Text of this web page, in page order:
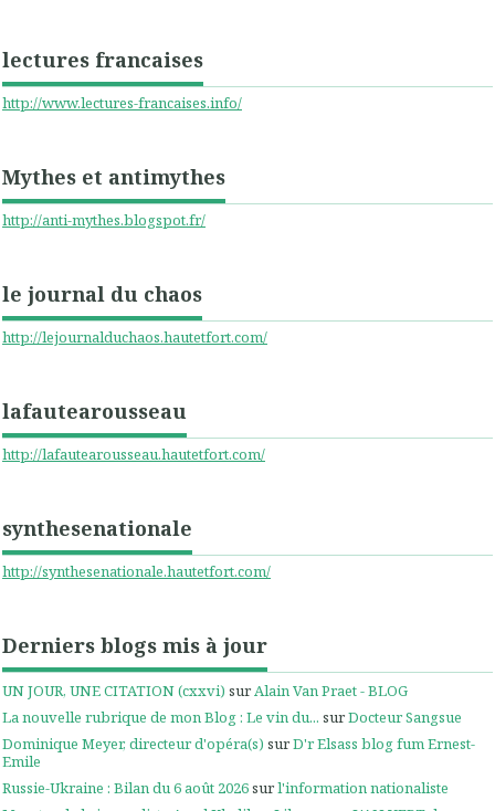
lectures francaises
http://www.lectures-francaises.info/
Mythes et antimythes
http://anti-mythes.blogspot.fr/
le journal du chaos
http://lejournalduchaos.hautetfort.com/
lafautearousseau
http://lafautearousseau.hautetfort.com/
synthesenationale
http://synthesenationale.hautetfort.com/
Derniers blogs mis à jour
UN JOUR, UNE CITATION (cxxvi) surAlain Van Praet - BLOG
La nouvelle rubrique de mon Blog : Le vin du... surDocteur Sangsue
Dominique Meyer, directeur d'opéra(s) surD'r Elsass blog fum Ernest-
Emile
Russie-Ukraine : Bilan du 6 août 2026surl'information nationaliste